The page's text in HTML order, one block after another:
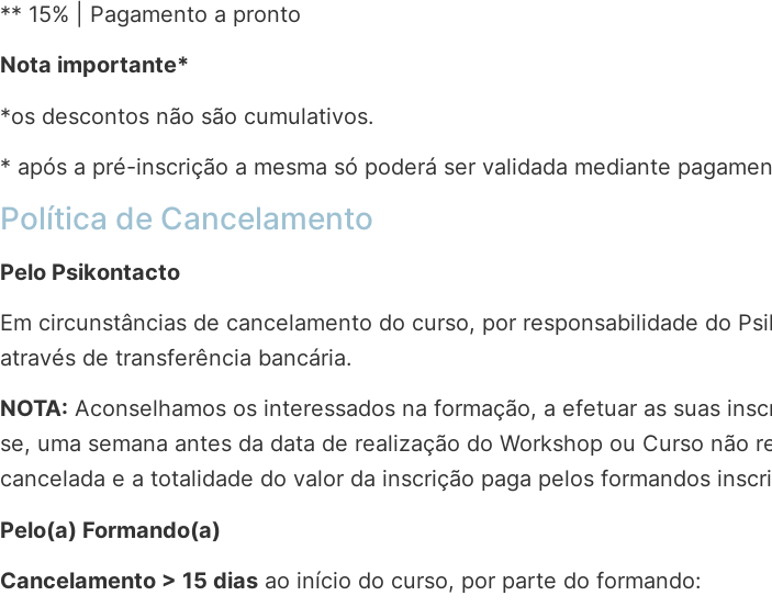
** 15% | Pagamento a pronto
Nota importante*
*os descontos não são cumulativos.
* após a pré-inscrição a mesma só poderá ser validada mediante
Política de Cancelamento
Pelo Psikontacto
Em circunstâncias de cancelamento do curso, por responsabilidade do
através de transferência bancária.
NOTA: Aconselhamos os interessados na formação, a efetuar as suas
se, uma semana antes da data de realização do Workshop ou Curso
cancelada e a totalidade do valor da inscrição paga pelos formandos
Pelo(a) Formando(a)
Cancelamento > 15 dias ao início do curso, por parte do formando: